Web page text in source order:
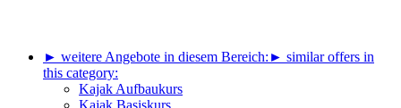
► weitere Angebote in diesem Bereich: ► similar offers in
this category:
Kajak Aufbaukurs
Kajak Basiskurs